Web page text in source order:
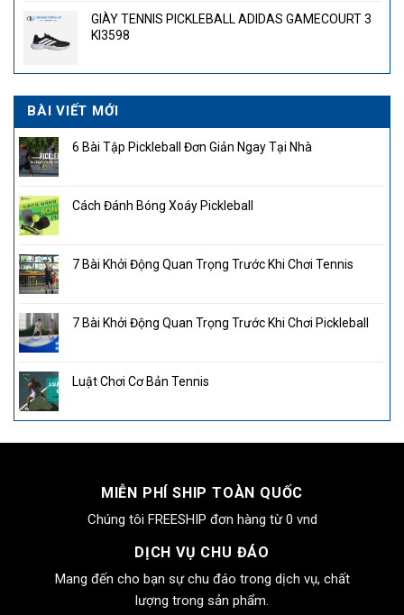
4.300.000₫.là:
GIÀY TENNIS PICKLEBALL ADIDAS GAMECOURT 3
KI3598
BÀI VIẾT MỚI
6 Bài Tập Pickleball Đơn Giản Ngay Tại Nhà
Cách Đánh Bóng Xoáy Pickleball
7 Bài Khởi Động Quan Trọng Trước Khi Chơi Tennis
7 Bài Khởi Động Quan Trọng Trước Khi Chơi Pickleball
Luật Chơi Cơ Bản Tennis
MIỄN PHÍ SHIP TOÀN QUỐC
Chúng tôi FREESHIP đơn hàng từ 0 vnd
DỊCH VỤ CHU ĐÁO
Mang đến cho bạn sự chu đáo trong dịch vụ, chất
lượng trong sản phẩm.